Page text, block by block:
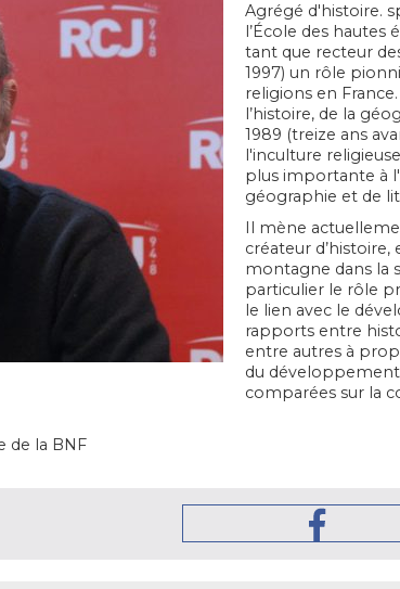
Agrégé d'histoire.
l’École des hautes
tant que recteur
1997) un rôle
religions en
l’histoire, de la
1989 (treize ans
l'inculture
plus importante à
géographie et de
Il mène
créateur
montagne dans la
particulier le rôle
le lien avec le
rapports entre
entre autres à
du
comparées sur la
de la BNF